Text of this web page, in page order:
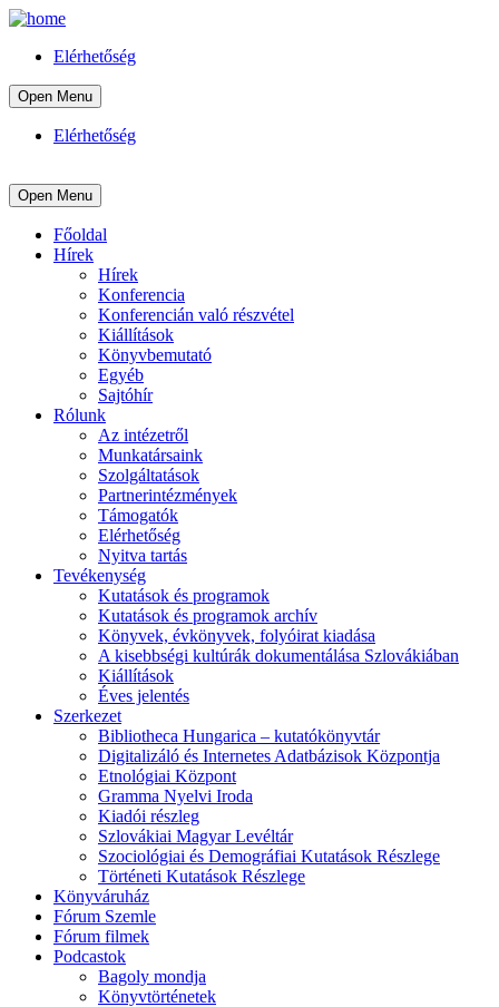
Elérhetőség
Open Menu
Elérhetőség
Open Menu
Főoldal
Hírek
Hírek
Konferencia
Konferencián való részvétel
Kiállítások
Könyvbemutató
Egyéb
Sajtóhír
Rólunk
Az intézetről
Munkatársaink
Szolgáltatások
Partnerintézmények
Támogatók
Elérhetőség
Nyitva tartás
Tevékenység
Kutatások és programok
Kutatások és programok archív
Könyvek, évkönyvek, folyóirat kiadása
A kisebbségi kultúrák dokumentálása Szlovákiában
Kiállítások
Éves jelentés
Szerkezet
Bibliotheca Hungarica – kutatókönyvtár
Digitalizáló és Internetes Adatbázisok Központja
Etnológiai Központ
Gramma Nyelvi Iroda
Kiadói részleg
Szlovákiai Magyar Levéltár
Szociológiai és Demográfiai Kutatások Részlege
Történeti Kutatások Részlege
Könyváruház
Fórum Szemle
Fórum filmek
Podcastok
Bagoly mondja
Könyvtörténetek